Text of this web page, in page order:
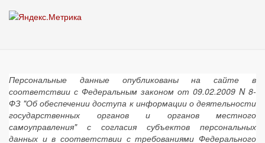
Персональные данные опубликованы на сайте в
соответствии с Федеральным законом от 09.02.2009 N 8-
ФЗ "Об обеспечении доступа к информации о деятельности
государственных органов и органов местного
самоуправления" с согласия субъектов персональных
данных и в соответствии с требованиями Федерального